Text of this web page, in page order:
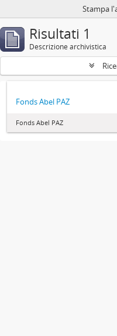
Stampa
Risultati 1
Descrizione archivistica
Fonds Abel PAZ
Fonds Abel PAZ